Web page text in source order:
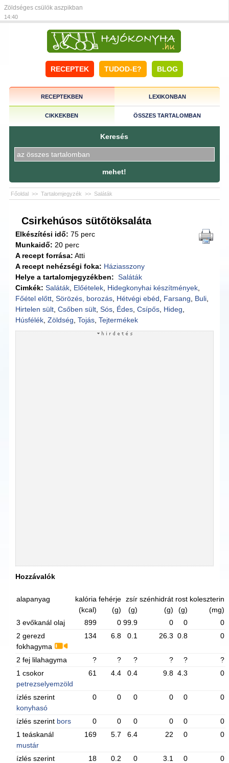
Zöldséges csülök aszpikban
14:40
RECEPTEK TUDOD-E? BLOG
RECEPTEKBEN LEXIKONBAN
CIKKEKBEN ÖSSZES TARTALOMBAN
Keresés
mehet!
Főoldal >> Tartalomjegyzék >> Saláták
Csirkehúsos sütőtöksaláta
Elkészítési idő: 75 perc
Munkaidő: 20 perc
A recept forrása: Atti
A recept nehézségi foka: Háziasszony
Helye a tartalomjegyzékben: Saláták
Cimkék: Saláták Előételek Hidegkonyhai készítmények
Főétel előtt ,Sörözés, borozás Hétvégi ebéd Farsang Buli
Hirtelen sült ,Csőben sült ,Sós Édes ,Csípős Hideg
Húsfélék ,Zöldség ,Tojás ,Tejtermékek
Hozzávalók
alapanyag
kalória
(kcal)
fehérje
(g)
zsír
(g)
szénhidrát
(g)
rost
(g)
koleszterin
(mg)
3 evőkanál olaj
899 0 99.9 0 0
0
2 gerezd
fokhagyma
134 6.8 0.1 26.3 0.8 0
2 fej lilahagyma ? ? ? ? ?
?
1 csokor
petrezselyemzöld
61 4.4 0.4 9.8 4.3 0
ízlés szerint
konyhasó
0 0 0 0 0 0
ízlés szerint bors 0 0 0 0 0
0
1 teáskanál
mustár
169 5.7 6.4 22 0 0
ízlés szerint
18 0.2 0 3.1 0 0